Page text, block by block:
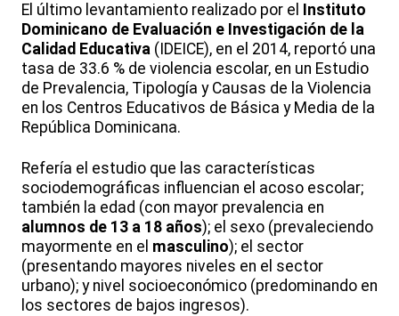
El último levantamiento realizado por el
Instituto
Dominicano de Evaluación e Investigación de la
Calidad Educativa (IDEICE), en el 2014, reportó una
tasa de 33.6 % de violencia escolar, en un Estudio
de Prevalencia, Tipología y Causas de la Violencia
en los Centros Educativos de Básica y Media de la
República Dominicana.
Refería el estudio que las características
sociodemográficas influencian el acoso escolar;
también la edad (con mayor prevalencia en
alumnos de 13 a 18 años); el sexo (prevaleciendo
mayormente en el masculino); el sector
(presentando mayores niveles en el sector
urbano); y nivel socioeconómico (predominando en
los sectores de bajos ingresos).